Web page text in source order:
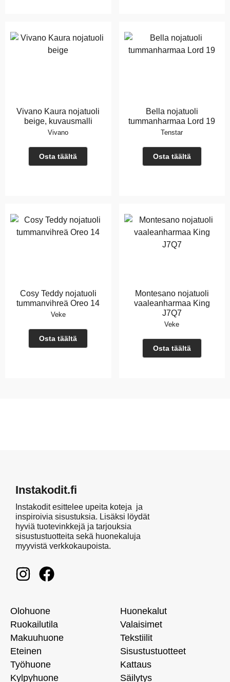
Vivano Kaura nojatuoli
beige, kuvausmalli
Vivano
Osta täältä
Bella nojatuoli
tummanharmaa Lord 19
Tenstar
Osta täältä
Cosy Teddy nojatuoli
tummanvihreä Oreo 14
Veke
Osta täältä
Montesano nojatuoli
vaaleanharmaa King
J7Q7
Veke
Osta täältä
Instakodit.fi
Instakodit esittelee upeita koteja ja
inspiroivia sisustuksia. Lisäksi löydät
hyviä tuotevinkkejä ja tarjouksia
sisustustuotteita sekä huonekaluja
myyvistä verkkokaupoista.
Olohuone
Ruokailutila
Makuuhuone
Eteinen
Työhuone
Kylpyhuone
Huonekalut
Valaisimet
Tekstiilit
Sisustustuotteet
Kattaus
Säilytys